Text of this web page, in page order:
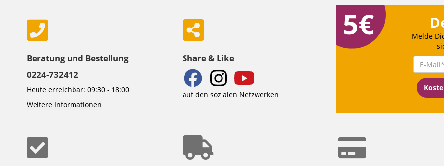
Melde
Beratung und Bestellung
0224-732412
Heute erreichbar: 09:30 - 18:00
Weitere Informationen
Share & Like
auf den sozialen Netzwerken